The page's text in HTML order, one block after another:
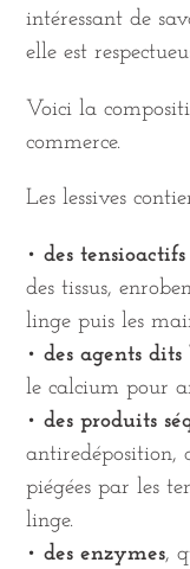
intéressant de
elle est
Voici la
commerce.
Les lessives
• des tensioactifs
des tissus,
linge puis les
• des agents dits
le calcium pour
• des produits
antiredéposition,
piégées par les
linge.
• des enzymes,